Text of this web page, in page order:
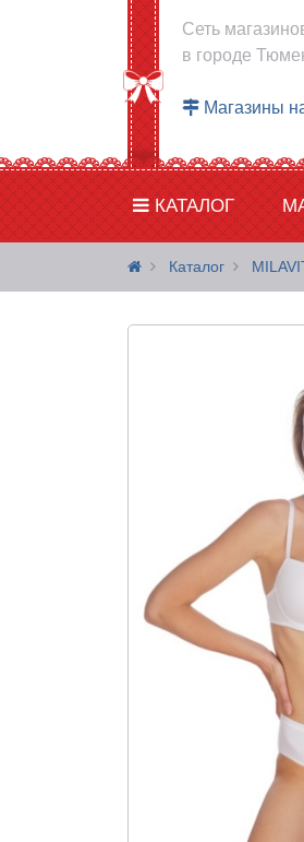
Сеть
в городе
Магазины
КАТАЛОГ
Каталог